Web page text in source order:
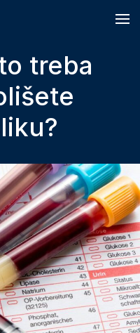
treba